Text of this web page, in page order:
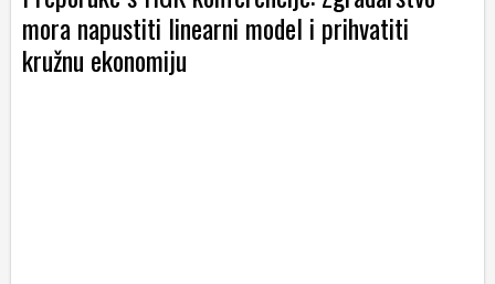
mora napustiti linearni model i prihvatiti
kružnu ekonomiju